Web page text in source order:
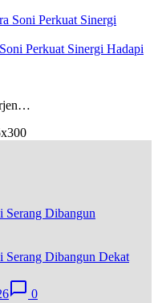
Perkuat Sinergi Hadapi
Serang Dibangun Dekat
0